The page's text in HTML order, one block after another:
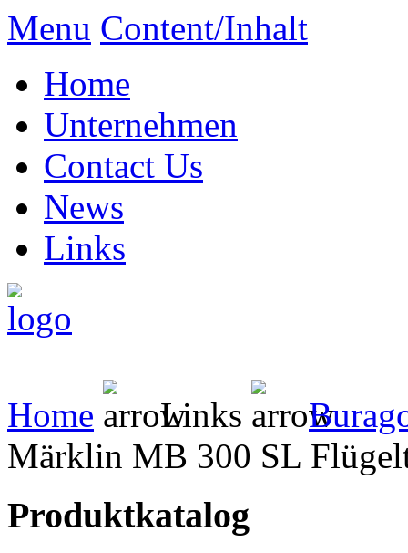
Menu Content/Inhalt
Home
Unternehmen
Contact Us
News
Links
Home Links
Märklin MB 300 SL
Produktkatalog